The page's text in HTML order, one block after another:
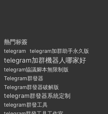
熱門标簽
telegram telegram加群助手永久版
telegram加群機器人哪家好
telegram協議腳本無限制版
Telegram群發器
Telegram群發器破解版
telegram群發器系統定制
telegram群發工具